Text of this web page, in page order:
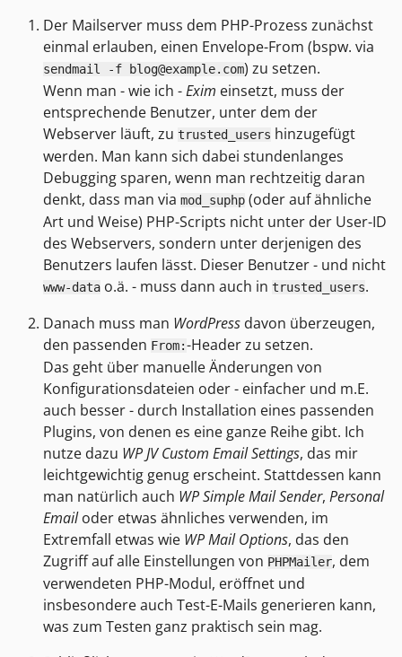
Der Mailserver muss dem PHP-Prozess zunächst
einmal erlauben, einen Envelope-From (bspw. via
sendmail -f blog@example.com) zu setzen.
Wenn man - wie ich -Exim einsetzt, muss der
entsprechende Benutzer, unter dem der
Webserver läuft, zu trusted_users hinzugefügt
werden. Man kann sich dabei stundenlanges
Debugging sparen, wenn man rechtzeitig daran
denkt, dass man via mod_suphp (oder auf ähnliche
Art und Weise) PHP-Scripts nicht unter der User-ID
des Webservers, sondern unter derjenigen des
Benutzers laufen lässt. Dieser Benutzer - und nicht
www-data o.ä. - muss dann auch in trusted_users.
Danach muss man WordPress davon überzeugen,
den passenden From:-Header zu setzen.
Das geht über manuelle Änderungen von
Konfigurationsdateien oder - einfacher und m.E.
auch besser - durch Installation eines passenden
Plugins, von denen es eine ganze Reihe gibt. Ich
nutze dazu WP JV Custom Email Settings, das mir
leichtgewichtig genug erscheint. Stattdessen kann
man natürlich auch WP Simple Mail Sender, Personal
Emailoder etwas ähnliches verwenden, im
Extremfall etwas wie WP Mail Options, das den
Zugriff auf alle Einstellungen von PHPMailer, dem
verwendeten PHP-Modul, eröffnet und
insbesondere auch Test-E-Mails generieren kann,
was zum Testen ganz praktisch sein mag.